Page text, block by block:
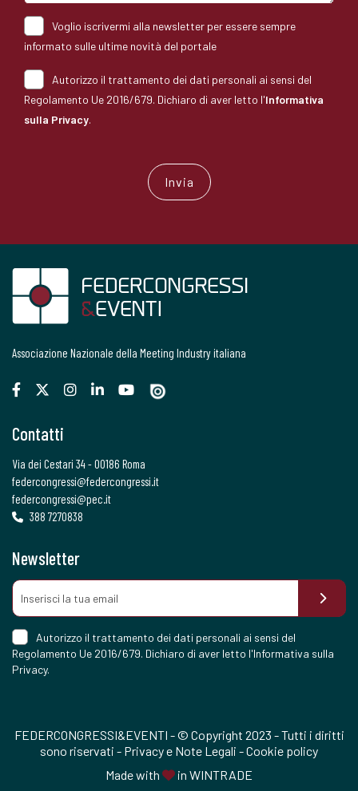
Voglio iscrivermi alla newsletter per essere sempre
informato sulle ultime novità del portale
Autorizzo il trattamento dei dati personali ai sensi del
Regolamento Ue 2016/679. Dichiaro di aver letto l'Informativa
sulla Privacy.
Associazione Nazionale della Meeting Industry italiana
Contatti
Via dei Cestari 34 - 00186 Roma
federcongressi@federcongressi.it
federcongressi@pec.it
388 7270838
Newsletter
Autorizzo il trattamento dei dati personali ai sensi del
Regolamento Ue 2016/679. Dichiaro di aver letto l'Informativa sulla
Privacy.
FEDERCONGRESSI&EVENTI - © Copyright 2023 - Tutti i diritti
sono riservati - Privacy e Note Legali -Cookie policy
Made with
in WINTRADE